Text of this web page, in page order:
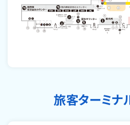
旅客ターミナ